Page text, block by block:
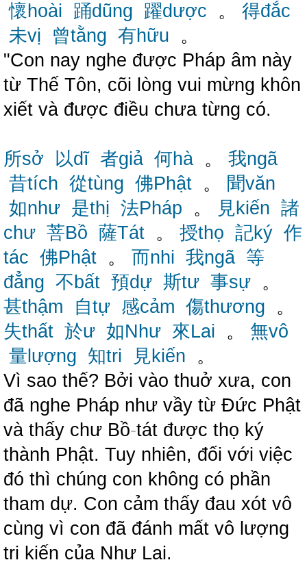
懷hoài 踊dũng 躍dược 。 得đắc
未vị
曾tằng 有hữu 。
"Con nay nghe được Pháp âm này
từ Thế Tôn, cõi lòng vui mừng khôn
xiết và được điều chưa từng có.
所sở 以dĩ 者giả 何hà 。 我ngã
昔tích 從tùng 佛Phật 。 聞văn
如như 是thị 法Pháp 。 見kiến 諸
chư 菩Bồ 薩Tát 。 授thọ 記ký 作
tác 佛Phật 。 而nhi 我ngã 等
đẳng 不bất 預dự 斯tư 事sự 。
甚thậm
自tự 感cảm 傷thương 。
失thất 於ư 如Như 來Lai 。 無vô
量lượng 知tri 見kiến 。
Vì sao thế? Bởi vào thuở xưa, con
đã nghe Pháp như vầy từ Đức Phật
và thấy chư Bồ-tát được thọ ký
thành Phật. Tuy nhiên, đối với việc
đó thì chúng con không có phần
tham dự. Con cảm thấy đau xót vô
cùng vì con đã đánh mất vô lượng
tri kiến của Như Lai.